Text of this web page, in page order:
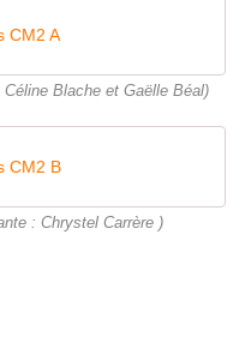
CM2 A
Blache et Gaëlle Béal)
CM2 B
: Chrystel Carrère )